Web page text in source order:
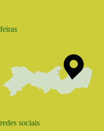
feiras
redes sociais